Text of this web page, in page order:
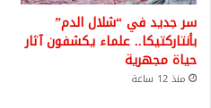
سر جديد في “شلال الدم”
بأنتاركتيكا.. علماء يكشفون آثار
حياة مجهرية
منذ 12 ساعة